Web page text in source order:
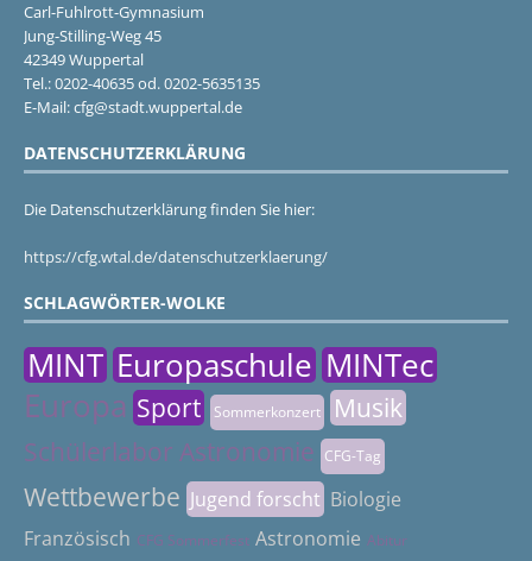
Carl-Fuhlrott-Gymnasium
Jung-Stilling-Weg 45
42349 Wuppertal
Tel.: 0202-40635 od. 0202-5635135
E-Mail: cfg@stadt.wuppertal.de
DATENSCHUTZERKLÄRUNG
Die Datenschutzerklärung finden Sie hier:
https://cfg.wtal.de/datenschutzerklaerung/
SCHLAGWÖRTER-WOLKE
MINT Europaschule MINTec
Europa Sport Sommerkonzert
Musik
Schülerlabor Astronomie CFG-Tag
Wettbewerbe Jugend forscht Biologie
Französisch CFG Sommerfest Astronomie Abitur